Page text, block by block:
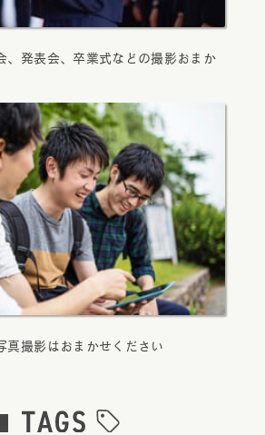
、発表会、卒業式などの撮影おまか
真撮影はおまかせください